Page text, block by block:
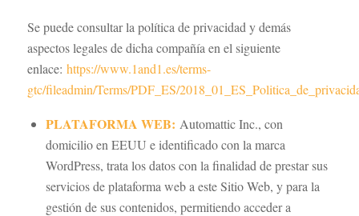
Se puede consultar la política de privacidad y demás
aspectos legales de dicha compañía en el siguiente
enlace: https://www.1and1.es/terms-
gtc/fileadmin/Terms/PDF_ES/
PLATAFORMA WEB: Automattic Inc., con
domicilio en EEUU e identificado con la marca
WordPress, trata los datos con la finalidad de prestar sus
servicios de plataforma web a este Sitio Web, y para la
gestión de sus contenidos, permitiendo acceder a